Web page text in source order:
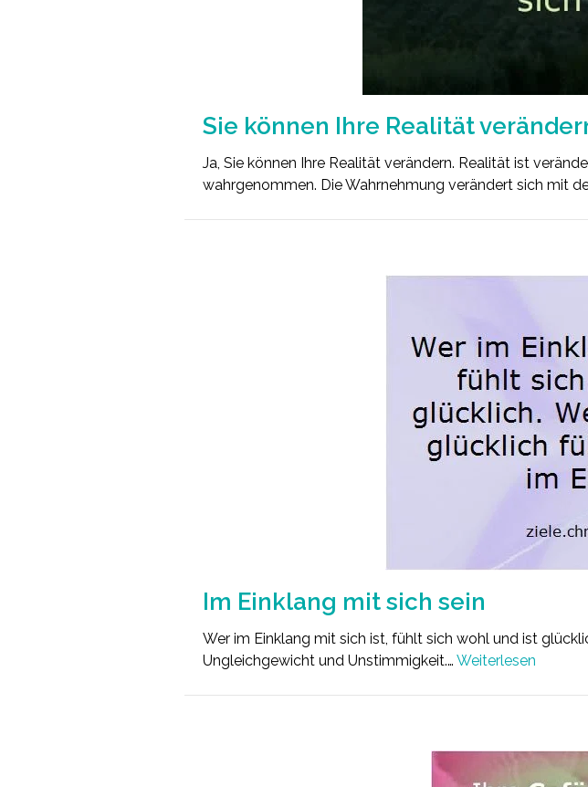
Sie können Ihre Realität
Ja, Sie können Ihre Realität verändern. Realität ist
wahrgenommen. Die Wahrnehmung verändert sich mit
Im Einklang mit sich sein
Wer im Einklang mit sich ist, fühlt sich wohl und ist
Ungleichgewicht und Unstimmigkeit.… Weiterlesen